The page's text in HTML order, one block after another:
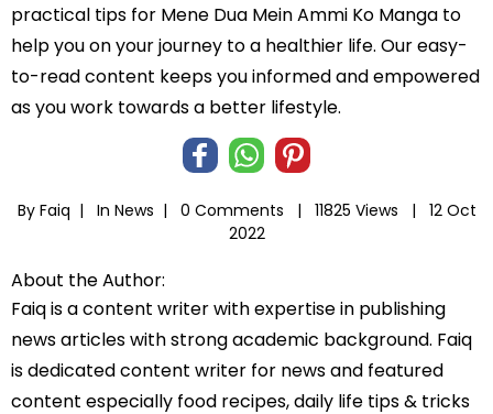
practical tips for Mene Dua Mein Ammi Ko Manga to
help you on your journey to a healthier life. Our easy-
to-read content keeps you informed and empowered
as you work towards a better lifestyle.
By Faiq | In News | 0 Comments | 11825 Views |
12 Oct
2022
About the Author:
Faiq is a content writer with expertise in publishing
news articles with strong academic background. Faiq
is dedicated content writer for news and featured
content especially food recipes, daily life tips & tricks